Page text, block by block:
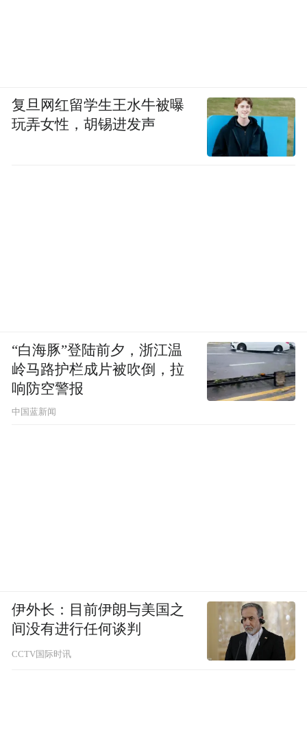
复旦网红留学生王水牛被曝
玩弄女性，胡锡进发声
“白海豚”登陆前夕，浙江温
岭马路护栏成片被吹倒，拉
响防空警报
中国蓝新闻
伊外长：目前伊朗与美国之
间没有进行任何谈判
CCTV国际时讯